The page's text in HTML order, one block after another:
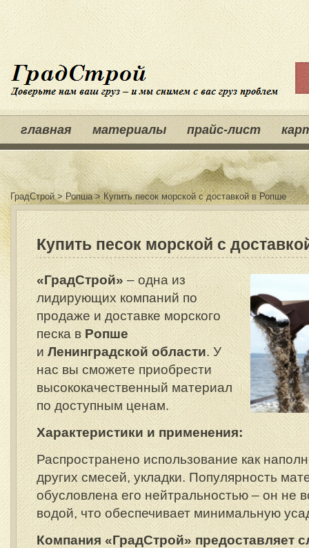
главная материалы прайс-лист
ГрадСтрой> Ропша> Купить песок морской с доставкой в Ропше
Купить песок морской с
«ГрадСтрой»– одна из
лидирующих компаний по
продаже и доставке морского
песка в Ропше
иЛенинградской области. У
нас вы сможете приобрести
высококачественный материал
по доступным ценам.
Характеристики и применения:
Распространено использование как
других смесей, укладки. Популярность
обусловлена его нейтральностью – он не
водой, что обеспечивает минимальную
Компания «ГрадСтрой» предоставляет